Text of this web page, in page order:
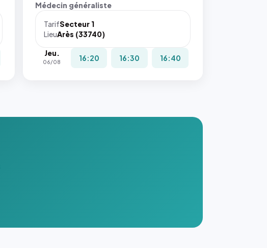
Médecin généraliste
TarifSecteur 1
LieuArès (33740)
Jeu.
06/08 16:20 16:30 16:40